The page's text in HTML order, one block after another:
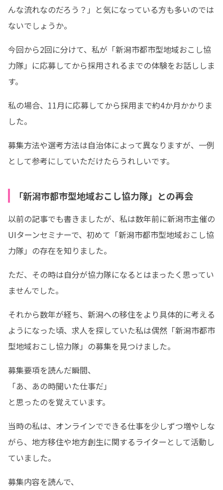
んな流れなのだろう？」と気になっている方も多いのでは
ないでしょうか。
今回から2回に分けて、私が「新潟市都市型地域おこし協
力隊」に応募してから採用されるまでの体験をお話ししま
す。
私の場合、11月に応募してから採用まで約4か月かかりま
した。
募集方法や選考方法は自治体によって異なりますが、一例
として参考にしていただけたらうれしいです。
「新潟市都市型地域おこし協力隊」との再会
以前の記事でも書きましたが、私は数年前に新潟市主催の
UIターンセミナーで、初めて「新潟市都市型地域おこし協
力隊」の存在を知りました。
ただ、その時は自分が協力隊になるとはまったく思ってい
ませんでした。
それから数年が経ち、新潟への移住をより具体的に考える
ようになった頃、求人を探していた私は偶然「新潟市都市
型地域おこし協力隊」の募集を見つけました。
募集要項を読んだ瞬間、
「あ、あの時聞いた仕事だ」
と思ったのを覚えています。
当時の私は、オンラインでできる仕事を少しずつ増やしな
がら、地方移住や地方創生に関するライターとして活動し
ていました。
募集内容を読んで、